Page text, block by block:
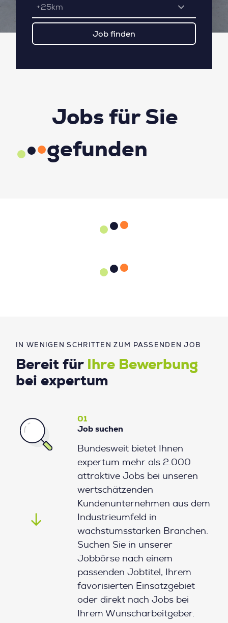
+25km
IN WENIGEN SCHRITTEN ZUM PASSENDEN JOB
Bereit für
Ihre Bewerbung
bei expertum
01
Job suchen
Bundesweit bietet Ihnen
expertum mehr als 2.000
attraktive Jobs bei unseren
wertschätzenden
Kundenunternehmen aus dem
Industrieumfeld in
wachstumsstarken Branchen.
Suchen Sie in unserer
Jobbörse nach einem
passenden Jobtitel, Ihrem
favorisierten Einsatzgebiet
oder direkt nach Jobs bei
Ihrem Wunscharbeitgeber.